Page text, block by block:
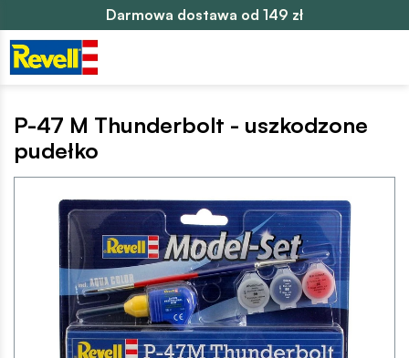
Darmowa dostawa od 149 zł
P-47 M Thunderbolt - uszkodzone
pudełko